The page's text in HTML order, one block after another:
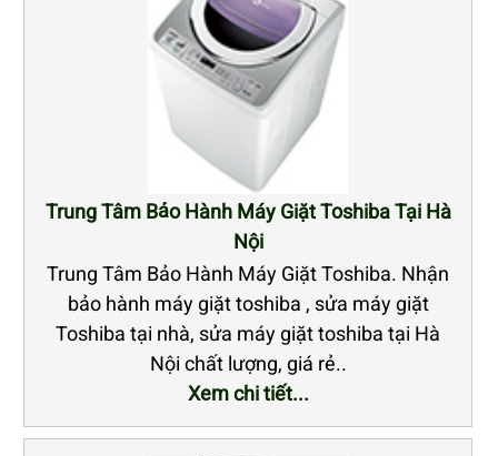
Trung Tâm Bảo Hành Máy Giặt Toshiba Tại Hà
Nội
Trung Tâm Bảo Hành Máy Giặt Toshiba. Nhận
bảo hành máy giặt toshiba , sửa máy giặt
Toshiba tại nhà, sửa máy giặt toshiba tại Hà
Nội chất lượng, giá rẻ..
Xem chi tiết...